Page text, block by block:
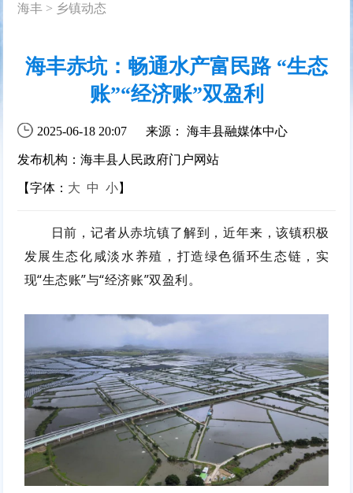
海丰 > 乡镇动态
海丰赤坑：畅通水产富民路 “生态
账”“经济账”双盈利
2025-06-18 20:07 来源： 海丰县融媒体中心
发布机构：海丰县人民政府门户网站
【字体： 大 中 小】
日前，记者从赤坑镇了解到，近年来，该镇积极
发展生态化咸淡水养殖，打造绿色循环生态链，实
现“生态账”与“经济账”双盈利。